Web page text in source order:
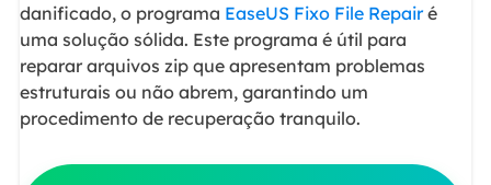
danificado, o programa EaseUS Fixo File Repairé
uma solução sólida. Este programa é útil para
reparar arquivos zip que apresentam problemas
estruturais ou não abrem, garantindo um
procedimento de recuperação tranquilo.